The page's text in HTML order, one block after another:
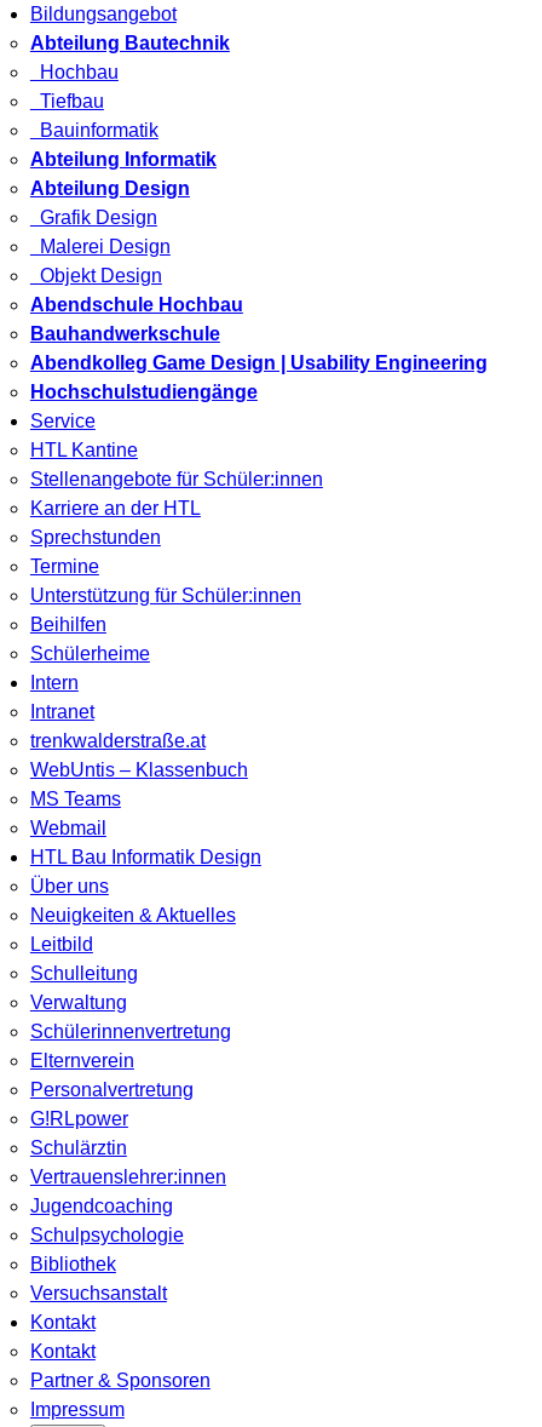
Bildungsangebot
Abteilung Bautechnik
Hochbau
Tiefbau
Bauinformatik
Abteilung Informatik
Abteilung Design
Grafik Design
Malerei Design
Objekt Design
Abendschule Hochbau
Bauhandwerkschule
Abendkolleg Game Design | Usability Engineering
Hochschulstudiengänge
Service
HTL Kantine
Stellenangebote für Schüler:innen
Karriere an der HTL
Sprechstunden
Termine
Unterstützung für Schüler:innen
Beihilfen
Schülerheime
Intern
Intranet
trenkwalderstraße.at
WebUntis – Klassenbuch
MS Teams
Webmail
HTL Bau Informatik Design
Über uns
Neuigkeiten & Aktuelles
Leitbild
Schulleitung
Verwaltung
Schülerinnenvertretung
Elternverein
Personalvertretung
G!RLpower
Schulärztin
Vertrauenslehrer:innen
Jugendcoaching
Schulpsychologie
Bibliothek
Versuchsanstalt
Kontakt
Kontakt
Partner & Sponsoren
Impressum